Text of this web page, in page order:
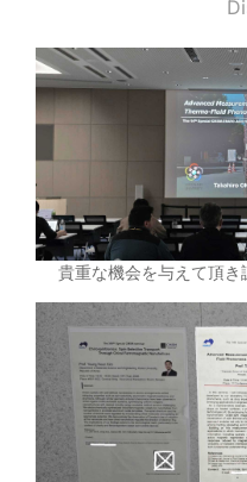
貴重な機会を与えて頂き